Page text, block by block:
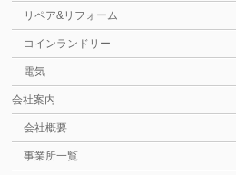
リペア&リフォーム
コインランドリー
電気
会社案内
会社概要
事業所一覧